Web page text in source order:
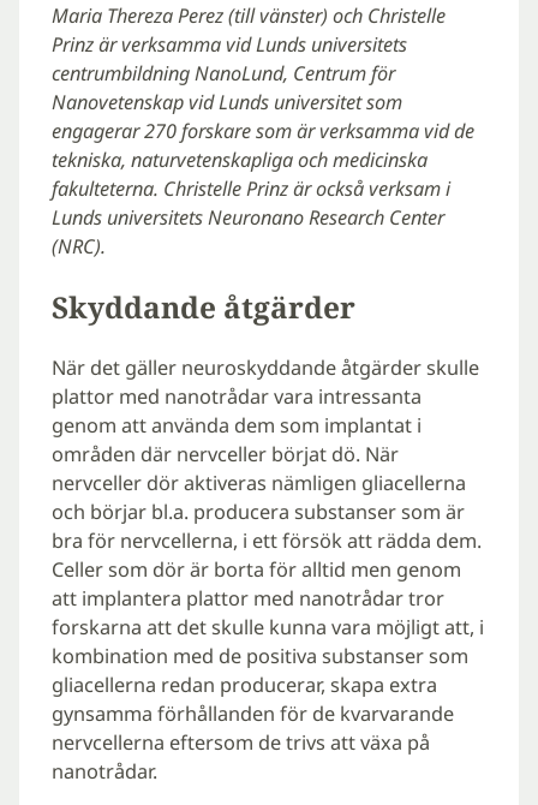
Maria Thereza Perez (till vänster) och Christelle
Prinz är verksamma vid Lunds universitets
centrumbildning NanoLund, Centrum för
Nanovetenskap vid Lunds universitet som
engagerar 270 forskare som är verksamma vid de
tekniska, naturvetenskapliga och medicinska
fakulteterna. Christelle Prinz är också verksam i
Lunds universitets Neuronano Research Center
(NRC).
Skyddande åtgärder
När det gäller neuroskyddande åtgärder skulle
plattor med nanotrådar vara intressanta
genom att använda dem som implantat i
områden där nervceller börjat dö. När
nervceller dör aktiveras nämligen gliacellerna
och börjar bl.a. producera substanser som är
bra för nervcellerna, i ett försök att rädda dem.
Celler som dör är borta för alltid men genom
att implantera plattor med nanotrådar tror
forskarna att det skulle kunna vara möjligt att, i
kombination med de positiva substanser som
gliacellerna redan producerar, skapa extra
gynsamma förhållanden för de kvarvarande
nervcellerna eftersom de trivs att växa på
nanotrådar.